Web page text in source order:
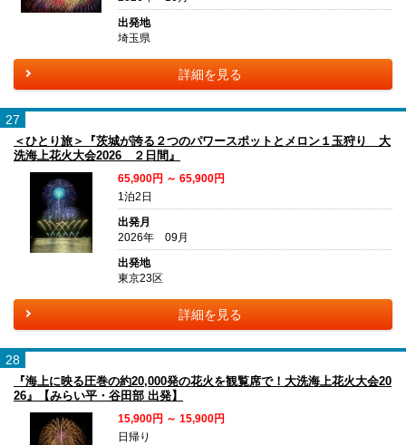
出発地
埼玉県
詳細を見る
27
＜ひとり旅＞『茨城が誇る２つのパワースポットとメロン１玉狩り 大
洗海上花火大会2026 ２日間』
65,900円 ～ 65,900円
1泊2日
出発月
2026年 09月
出発地
東京23区
詳細を見る
28
『海上に映る圧巻の約20,000発の花火を観覧席で！大洗海上花火大会20
26』【みらい平・谷田部 出発】
15,900円 ～ 15,900円
日帰り